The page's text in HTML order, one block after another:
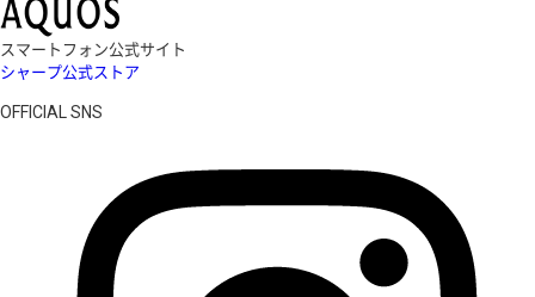
スマートフォン公式サイト
シャープ公式ストア
OFFICIAL SNS